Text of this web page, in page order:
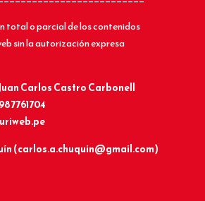
total o parcial de los contenidos
sin la autorización expresa
Carlos Castro Carbonell
(carlos.a.chuquin@gmail.com)